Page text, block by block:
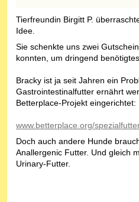
Tierfreundin Birgitt P.
Idee.
Sie schenkte uns zwei
konnten, um dringend
Bracky ist ja seit Jahren ein
Gastrointestinalfutter ernährt
Betterplace-Projekt eingerichtet:
www.betterplace.org/
Doch auch andere Hunde
Anallergenic Futter. Und gleich
Urinary-Futter.